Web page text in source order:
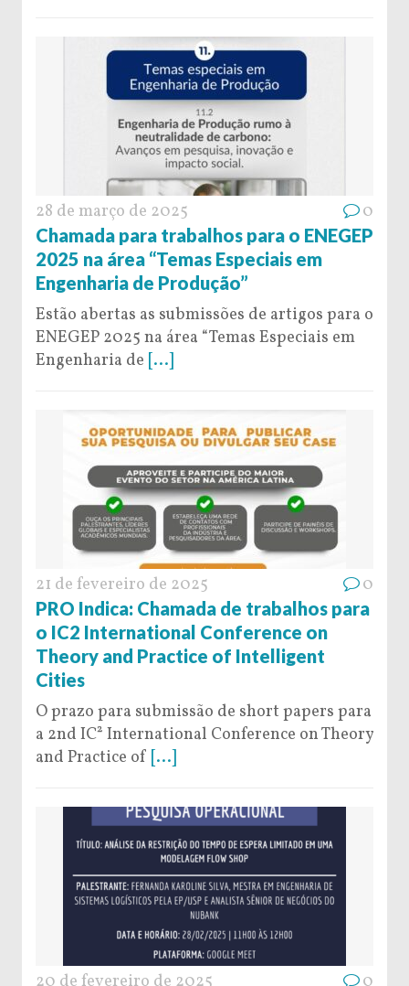
28 de março de 2025 0
Chamada para trabalhos para o ENEGEP
2025 na área “Temas Especiais em
Engenharia de Produção”
Estão abertas as submissões de artigos para o
ENEGEP 2025 na área “Temas Especiais em
Engenharia de [...]
21 de fevereiro de 2025 0
PRO Indica: Chamada de trabalhos para
o IC2 International Conference on
Theory and Practice of Intelligent
Cities
O prazo para submissão de short papers para
a 2nd IC² International Conference on Theory
and Practice of [...]